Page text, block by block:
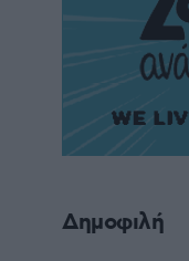
Δημοφιλή